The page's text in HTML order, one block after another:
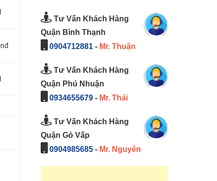
Tư Vấn Khách Hàng
Quận Bình Thạnh
0904712881- Mr. Thuận
Tư Vấn Khách Hàng
Quận Phú Nhuận
0934655679- Mr. Thái
Tư Vấn Khách Hàng
Quận Gò Vấp
0904985685- Mr. Nguyên